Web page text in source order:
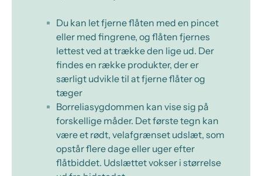
Du kan let fjerne flåten med en pincet
eller med fingrene, og flåten fjernes
lettest ved at trække den lige ud. Der
findes en række produkter, der er
særligt udvikle til at fjerne flåter og
tæger
Borreliasygdommen kan vise sig på
forskellige måder. Det første tegn kan
være et rødt, velafgrænset udslæt, som
opstår flere dage eller uger efter
flåtbiddet. Udslættet vokser i størrelse